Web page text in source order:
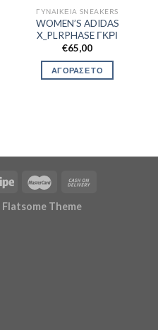
ΓΥΝΑΙΚΕΊΑ SNEAKERS
WOMEN’S ADIDAS
X_PLRPHASE ΓΚΡΙ
€65,00
ΑΓΟΡΑΣΕ ΤΟ
Flatsome Theme